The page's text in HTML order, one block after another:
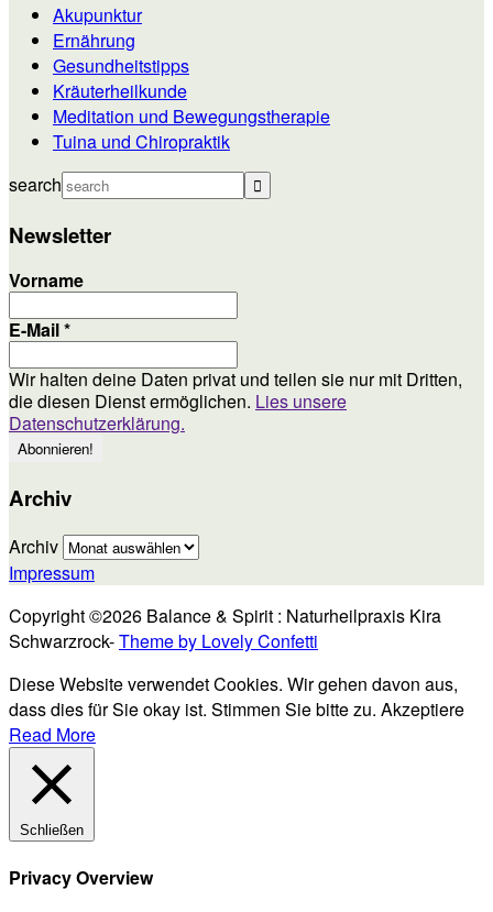
Akupunktur
Ernährung
Gesundheitstipps
Kräuterheilkunde
Meditation und Bewegungstherapie
Tuina und Chiropraktik
search
Newsletter
Vorname
E-Mail*
Wir halten deine Daten privat und teilen sie nur mit Dritten,
die diesen Dienst ermöglichen. Lies unsere
Datenschutzerklärung.
Archiv
Archiv
Impressum
Copyright ©2026 Balance & Spirit : Naturheilpraxis Kira
Schwarzrock-Theme by Lovely Confetti
Diese Website verwendet Cookies. Wir gehen davon aus,
dass dies für Sie okay ist. Stimmen Sie bitte zu. Akzeptiere
Read More
Schließen
Privacy Overview